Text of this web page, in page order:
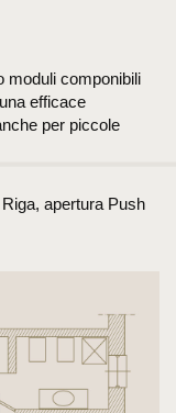
moduli componibili
efficace
per piccole
apertura Push